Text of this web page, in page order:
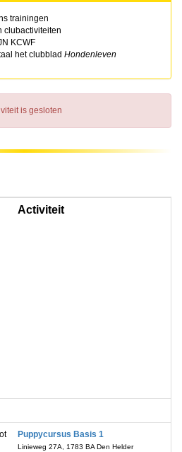
trainingen
clubactiviteiten
KCWF
het clubblad Hondenleven
is gesloten
Activiteit
Puppycursus Basis 1
Linieweg 27A, 1783 BA Den Helder